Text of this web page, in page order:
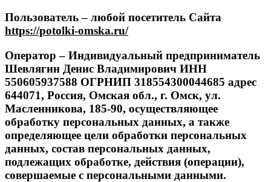
Пользователь – любой посетитель Сайта
https://potolki-omska.ru/
Оператор – Индивидуальный предприниматель
Шевлягин Денис Владимирович ИНН
550605937588 ОГРНИП 318554300044685 адрес
644071, Россия, Омская обл., г. Омск, ул.
Масленникова, 185-90, осуществляющее
обработку персональных данных, а также
определяющее цели обработки персональных
данных, состав персональных данных,
подлежащих обработке, действия (операции),
совершаемые с персональными данными.